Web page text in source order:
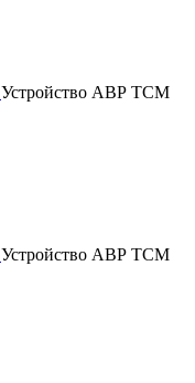
Устройство АВР ТСM
Устройство АВР ТСM